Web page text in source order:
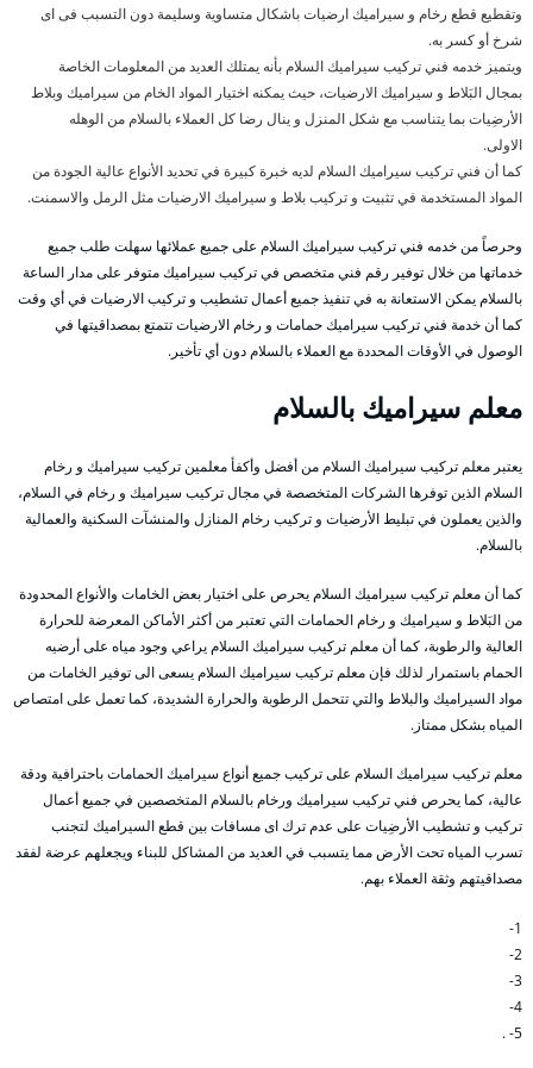
وتقطيع قطع رخام و سيراميك ارضيات باشكال متساوية وسليمة دون التسبب فى اى
شرخ أو كسر به.
ويتميز خدمه فني تركيب سيراميك السلام بأنه يمتلك العديد من المعلومات الخاصة
بمجال البَلاط و سيراميك الارضيات، حيث يمكنه اختيار المواد الخام من سيراميك وبلاط
الأرضِيات بما يتناسب مع شكل المنزل و ينال رضا كل العملاء بالسلام من الوهله
الاولى.
كما أن فني تركيب سيراميك السلام لديه خبرة كبيرة في تحديد الأنواع عالية الجودة من
المواد المستخدمة في تثبيت و تركيب بلاط و سيراميك الارضيات مثل الرمل والاسمنت.
وحرصاً من خدمه فني تركيب سيراميك السلام على جميع عملائها سهلت طلب جميع
خدماتها من خلال توفير رقم فني متخصص في تركيب سيراميك متوفر على مدار الساعة
بالسلام يمكن الاستعانة به في تنفيذ جميع أعمال تشطيب و تركيب الارضيات في أي وقت
كما أن خدمة فني تركيب سيراميك حمامات و رخام الارضيات تتمتع بمصداقيتها في
الوصول في الأوقات المحددة مع العملاء بالسلام دون أي تأخير.
معلم سيراميك بالسلام
يعتبر معلم تركيب سيراميك السلام من أفضل وأكفأ معلمين تركيب سيراميك و رخام
السلام الذين توفرها الشركات المتخصصة في مجال تركيب سيراميك و رخام في السلام،
والذين يعملون في تبليط الأرضيات و تركيب رخام المنازل والمنشآت السكنية والعمالية
بالسلام.
كما أن معلم تركيب سيراميك السلام يحرص على اختيار بعض الخامات والأنواع المحدودة
من البَلاط و سيراميك و رخام الحمامات التي تعتبر من أكثر الأماكن المعرضة للحرارة
العالية والرطوبة، كما أن معلم تركيب سيراميك السلام يراعي وجود مياه على أرضيه
الحمام باستمرار لذلك فإن معلم تركيب سيراميك السلام يسعى الى توفير الخامات من
مواد السيراميك والبلاط والتي تتحمل الرطوبة والحرارة الشديدة، كما تعمل على امتصاص
المياه بشكل ممتاز.
معلم تركيب سيراميك السلام على تركيب جميع أنواع سيراميك الحمامات باحترافية ودقة
عالية، كما يحرص فني تركيب سيراميك ورخام بالسلام المتخصصين في جميع أعمال
تركيب و تشطيب الأرضِيات على عدم ترك اى مسافات بين قطع السيراميك لتجنب
تسرب المياه تحت الأرض مما يتسبب في العديد من المشاكل للبناء ويجعلهم عرضة لفقد
مصداقيتهم وثقة العملاء بهم.
1-
2-
3-
4-
5- .